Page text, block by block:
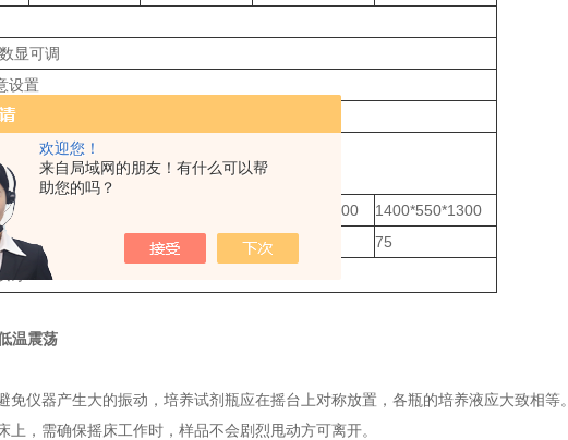
欢迎您！
来自局域网的朋友！有什么可以帮
助您的吗？
显可调
设置
1160*550*1300
1400*550*1300
45 55 65
75
订
温震荡
免仪器产生大的振动，培养试剂瓶应在摇台上对称放置，各瓶的培养液应大致相等。
上，需确保摇床工作时，样品不会剧烈甩动方可离开。